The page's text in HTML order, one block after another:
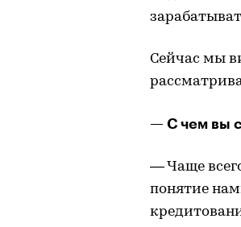
Сейчас мы
— С чем вы
— Чаще
понятие